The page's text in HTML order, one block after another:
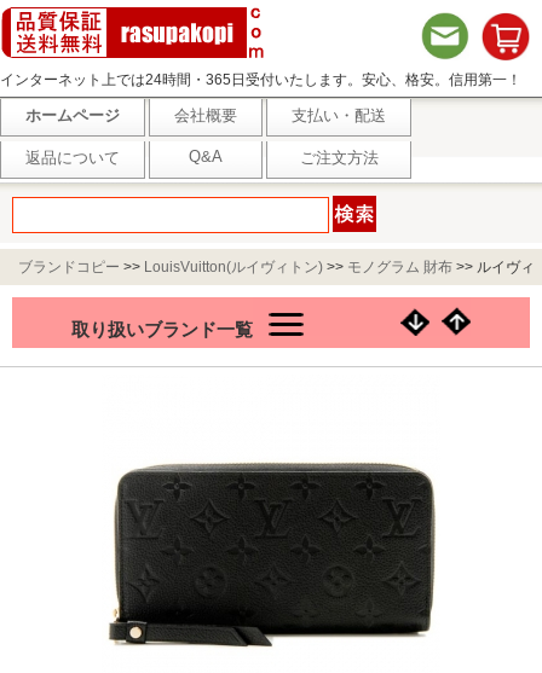
インターネット上では24時間・365日受付いたします。安心、格安。信用第一！
ホームページ 会社概要 支払い・配送
返品について Q&A ご注文方法
ブランドコピー >> LouisVuitton(ルイヴィトン) >> モノグラム 財布 >> ルイヴィ
取り扱いブランド一覧